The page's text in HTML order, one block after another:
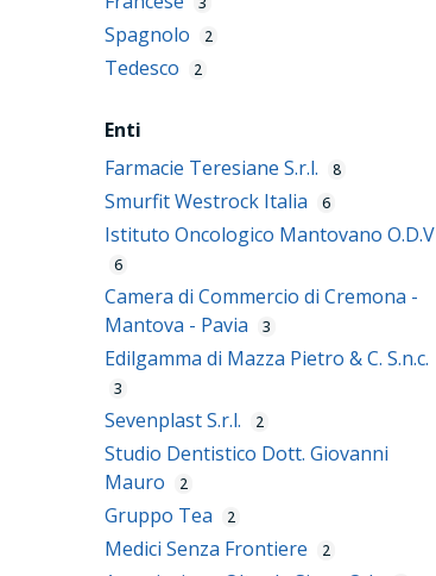
Spagnolo 2
Tedesco 2
Enti
Farmacie Teresiane S.r.l.
8
Smurfit Westrock Italia 6
Istituto Oncologico Mantovano O.D.V
6
Camera di Commercio di Cremona -
Mantova - Pavia
3
Edilgamma di Mazza Pietro & C. S.n.c.
3
Sevenplast S.r.l. 2
Studio Dentistico Dott. Giovanni
Mauro
2
Gruppo Tea 2
Medici Senza Frontiere 2